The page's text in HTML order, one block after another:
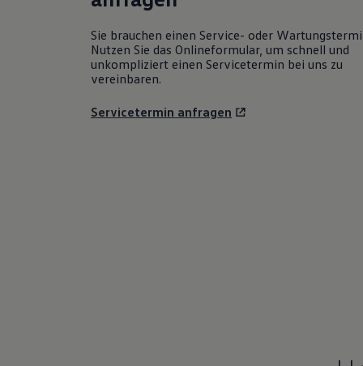
Sie brauchen einen Service- oder
Nutzen Sie das Onlineformular, um schnell und
unkompliziert einen Servicetermin bei uns zu
vereinbaren.
Servicetermin anfragen